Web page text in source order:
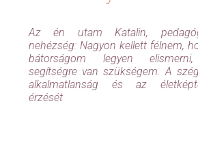
Az én utam Katalin,
nehézség: Nagyon kellett félnem,
bátorságom legyen
segítségre van szükségem. A
alkalmatlanság és az
érzését